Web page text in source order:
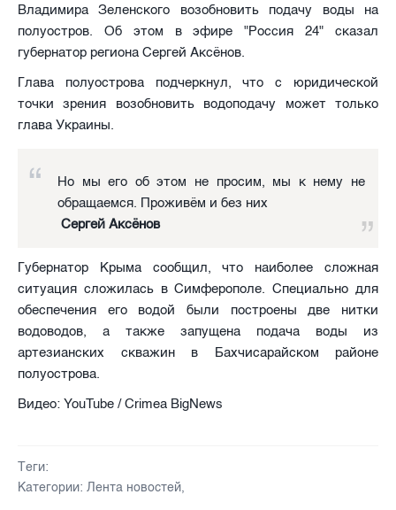
Владимира Зеленского возобновить подачу воды на
полуостров. Об этом в эфире "Россия 24" сказал
губернатор региона Сергей Аксёнов.
Глава полуострова подчеркнул, что с юридической
точки зрения возобновить водоподачу может только
глава Украины.
Но мы его об этом не просим, мы к нему не
обращаемся. Проживём и без них
Сергей Аксёнов
Губернатор Крыма сообщил, что наиболее сложная
ситуация сложилась в Симферополе. Специально для
обеспечения его водой были построены две нитки
водоводов, а также запущена подача воды из
артезианских скважин в Бахчисарайском районе
полуострова.
Видео: YouTube / Crimea BigNews
Теги:
Категории: Лента новостей,